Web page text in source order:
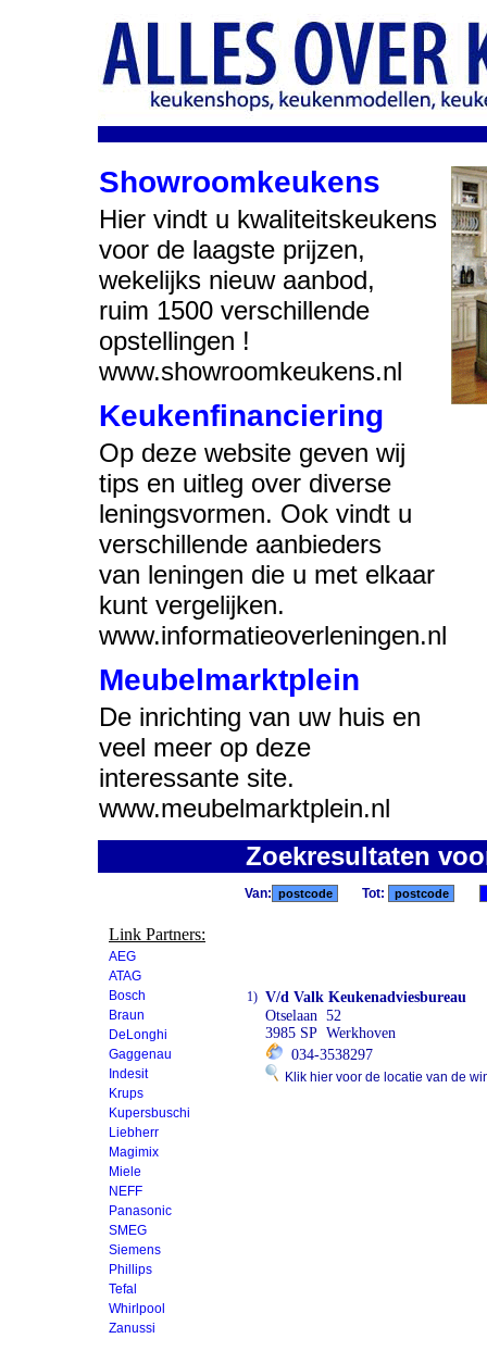
Showroomkeukens
Hier vindt u kwaliteitskeukens
voor de laagste prijzen,
wekelijks nieuw aanbod,
ruim 1500 verschillende
opstellingen !
www.showroomkeukens.nl
Keukenfinanciering
Op deze website geven wij
tips en uitleg over diverse
leningsvormen. Ook vindt u
verschillende aanbieders
van leningen die u met elkaar
kunt vergelijken.
www.informatieoverleningen.nl
Meubelmarktplein
De inrichting van uw huis en
veel meer op deze
interessante site.
www.meubelmarktplein.nl
Zoekresultaten
Link Partners:
AEG
ATAG
Bosch
Braun
DeLonghi
Gaggenau
Indesit
Krups
Kupersbuschi
Liebherr
Magimix
Miele
NEFF
Panasonic
SMEG
Siemens
Phillips
Tefal
Whirlpool
Zanussi
Van: Tot:
1) V/d Valk Keukenadviesbureau
Otselaan 52
3985 SP Werkhoven
034-3538297
Klik hier voor de locatie van de